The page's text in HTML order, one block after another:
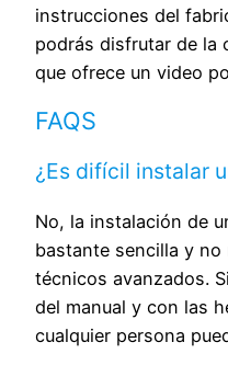
provoca
desconocidas,
dispositivo. No use
【Requisitos para la
puedan abrir
cerradero eléctrico o
tener memoria
corriente que llega
la cerradura no
A, y si la corriente
previa de imágenes
es mejor averiguar
tarjetas TF de hasta
【Forma de
pantalla interior, la
RFID. Hay 8 tarjetas
satisfacen las
miembros de su
【Resistente a la
impermeable IP65,
preguntas, nublado,
instrucciones del
podrás disfrutar de la
que ofrece un video
FAQS
¿Es difícil instalar
No, la instalación de
bastante sencilla y
técnicos avanzados.
del manual y con las
cualquier persona